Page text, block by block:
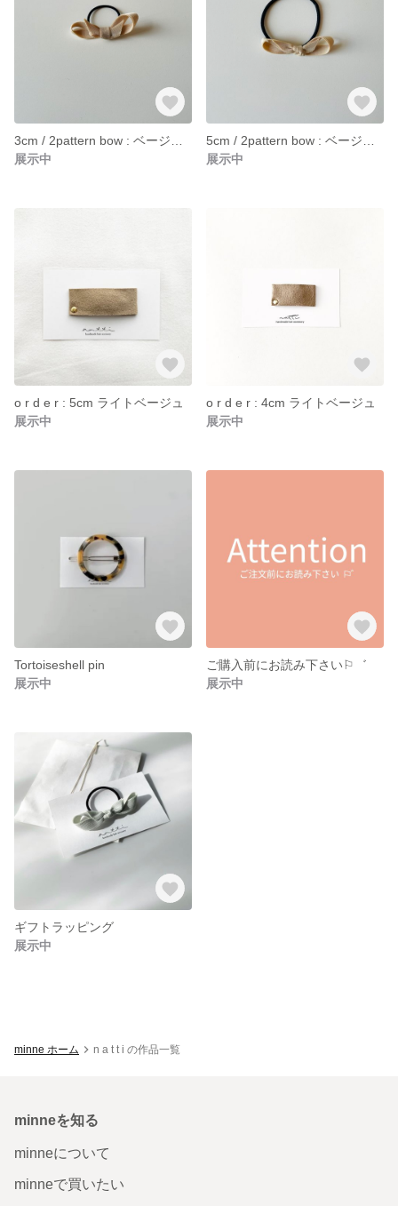
展示中
展示中
o r d e r : 5cm ライトベージュ
展示中
o r d e r : 4cm ライトベージュ
展示中
Tortoiseshell pin
展示中
ご購入前にお読み下さい⚐゛
展示中
ギフトラッピング
展示中
minne ホーム n a t t i の作品一覧
minneを知る
minneについて
minneで買いたい